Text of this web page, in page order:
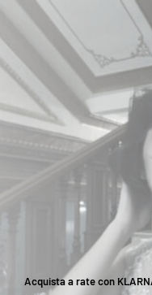
⚠️ Chiusura estiva:
ricevuti dal 3 al 7 agosto
prodotti sono
lavorazione riprenderà da
sempre attivo
Acquista a rate con